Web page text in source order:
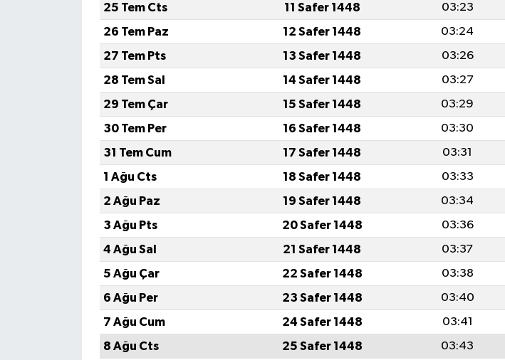
25 Tem Cts
11 Safer 1448 03:23
26 Tem Paz
12 Safer 1448 03:24
27 Tem Pts
13 Safer 1448 03:26
28 Tem Sal
14 Safer 1448 03:27
29 Tem Çar
15 Safer 1448 03:29
30 Tem Per
16 Safer 1448 03:30
31 Tem Cum
17 Safer 1448 03:31
1 Ağu Cts
18 Safer 1448 03:33
2 Ağu Paz
19 Safer 1448 03:34
3 Ağu Pts
20 Safer 1448 03:36
4 Ağu Sal
21 Safer 1448 03:37
5 Ağu Çar
22 Safer 1448 03:38
6 Ağu Per
23 Safer 1448 03:40
7 Ağu Cum
24 Safer 1448 03:41
8 Ağu Cts
25 Safer 1448 03:43